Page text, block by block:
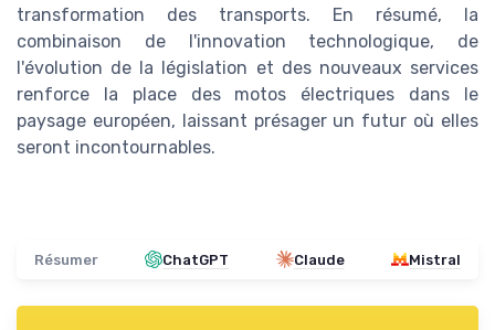
transformation des transports. En résumé, la
combinaison de l'innovation technologique, de
l'évolution de la législation et des nouveaux services
renforce la place des motos électriques dans le
paysage européen, laissant présager un futur où elles
seront incontournables.
Résumer ChatGPT Claude Mistral